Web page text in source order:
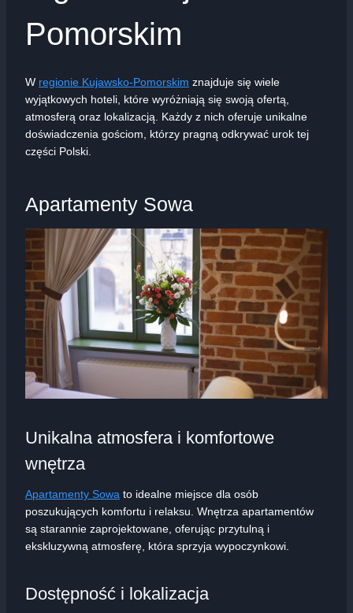
Pomorskim
W regionie Kujawsko-Pomorskim znajduje się wiele
wyjątkowych hoteli, które wyróżniają się swoją ofertą,
atmosferą oraz lokalizacją. Każdy z nich oferuje unikalne
doświadczenia gościom, którzy pragną odkrywać urok tej
części Polski.
Apartamenty Sowa
Unikalna atmosfera i komfortowe
wnętrza
Apartamenty Sowa to idealne miejsce dla osób
poszukujących komfortu i relaksu. Wnętrza apartamentów
są starannie zaprojektowane, oferując przytulną i
ekskluzywną atmosferę, która sprzyja wypoczynkowi.
Dostępność i lokalizacja